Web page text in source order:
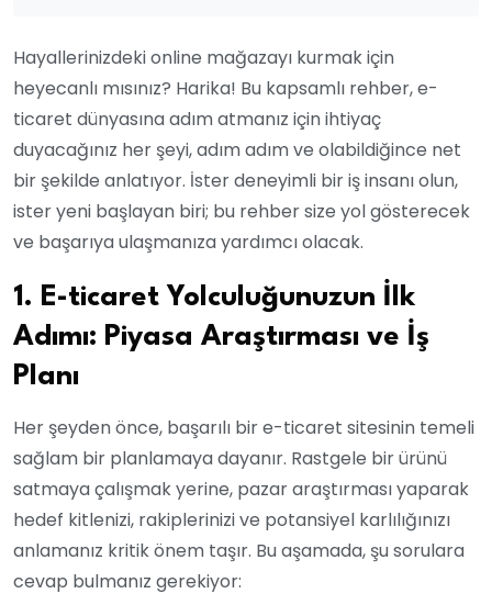
Hayallerinizdeki online mağazayı kurmak için
heyecanlı mısınız? Harika! Bu kapsamlı rehber, e-
ticaret dünyasına adım atmanız için ihtiyaç
duyacağınız her şeyi, adım adım ve olabildiğince net
bir şekilde anlatıyor. İster deneyimli bir iş insanı olun,
ister yeni başlayan biri; bu rehber size yol gösterecek
ve başarıya ulaşmanıza yardımcı olacak.
1. E-ticaret Yolculuğunuzun İlk
Adımı: Piyasa Araştırması ve İş
Planı
Her şeyden önce, başarılı bir e-ticaret sitesinin temeli
sağlam bir planlamaya dayanır. Rastgele bir ürünü
satmaya çalışmak yerine, pazar araştırması yaparak
hedef kitlenizi, rakiplerinizi ve potansiyel karlılığınızı
anlamanız kritik önem taşır. Bu aşamada, şu sorulara
cevap bulmanız gerekiyor: